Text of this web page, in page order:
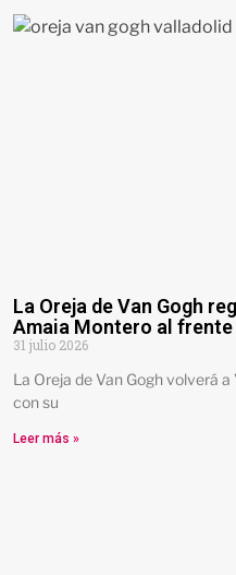
La Oreja de Van Gogh
Amaia Montero al frente
31 julio 2026
La Oreja de Van Gogh volverá
con su
Leer más »